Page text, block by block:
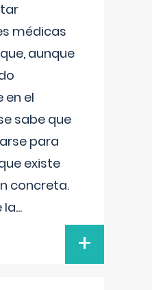
médicas
aunque
el
sabe que
para
existe
concreta.
la...
+